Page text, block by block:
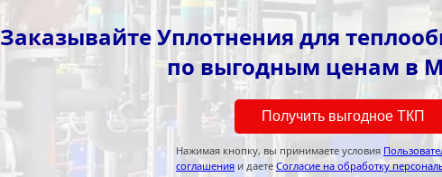
Заказывайте Уплотнения для
по выгодным ценам в
Получить выгодное ТКП
Нажимая кнопку, вы принимаете условия
соглашения и даете Согласие на обработку